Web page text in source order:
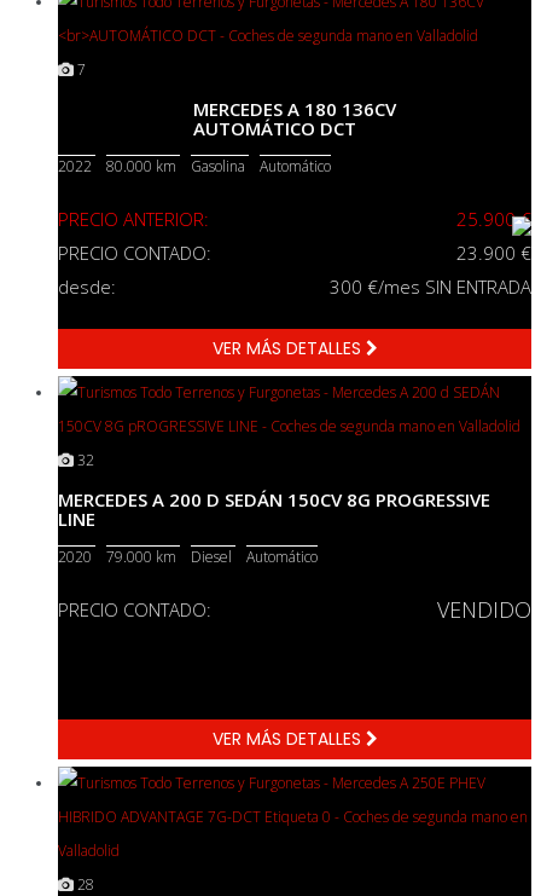
7
MERCEDES A 180 136CV
AUTOMÁTICO DCT
2022 80.000 km Gasolina Automático
PRECIO ANTERIOR:
25.900 €
PRECIO CONTADO:
23.900 €
desde:
300 €/mes SIN ENTRADA
VER MÁS DETALLES
32
MERCEDES A 200 D SEDÁN 150CV 8G PROGRESSIVE
LINE
2020 79.000 km Diesel Automático
PRECIO CONTADO: VENDIDO
VER MÁS DETALLES
28